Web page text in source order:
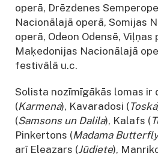
operā, Drēzdenes
Nacionālajā operā, Somijas
operā, Odeon Odensē,
Maķedonijas Nacionālajā
festivālā u.c.
Solista nozīmīgākās lomas ir
(Karmena), Kavaradosi (Toska
(Samsons un Dalila), Kalafs (
Pinkertons (Madama Butterfly
arī Eleazars (Jūdiete),